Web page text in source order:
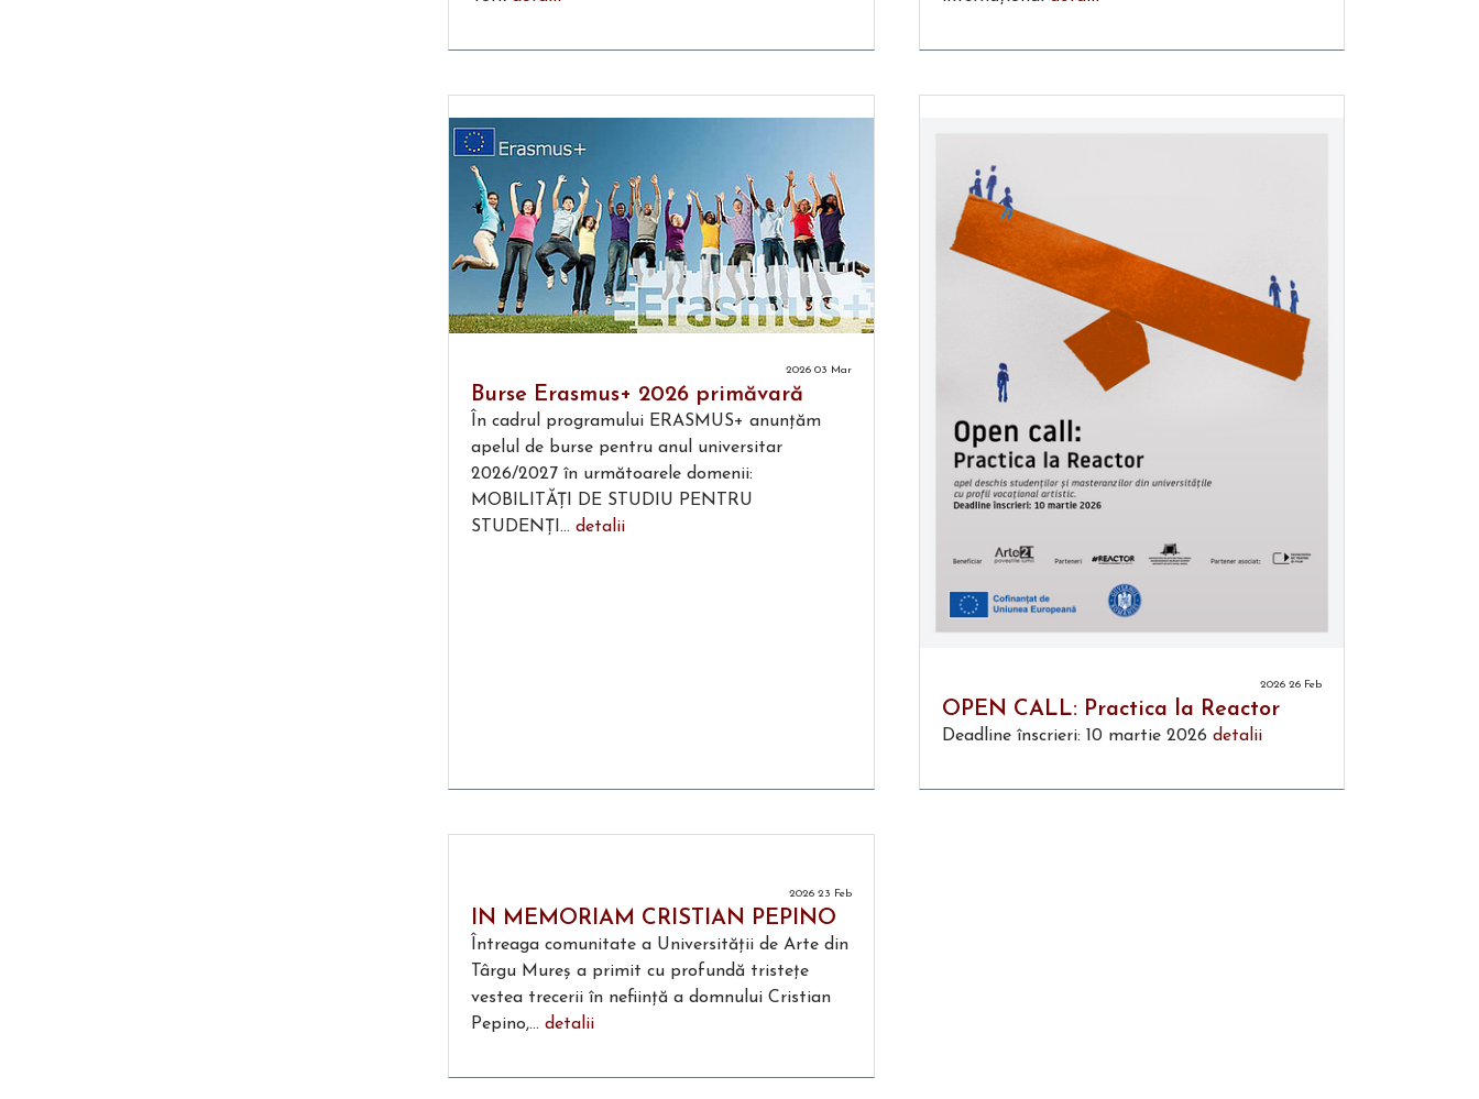
2026 03 Mar
Burse Erasmus+ 2026 primăvară
În cadrul programului ERASMUS+ anunțăm
apelul de burse pentru anul universitar
2026/2027 în următoarele domenii:
MOBILITĂȚI DE STUDIU PENTRU
STUDENȚI... detalii
2026 26 Feb
OPEN CALL: Practica la Reactor
Deadline înscrieri: 10 martie 2026 detalii
2026 23 Feb
IN MEMORIAM CRISTIAN PEPINO
Întreaga comunitate a Universității de Arte din
Târgu Mureș a primit cu profundă tristețe
vestea trecerii în neființă a domnului Cristian
Pepino,... detalii